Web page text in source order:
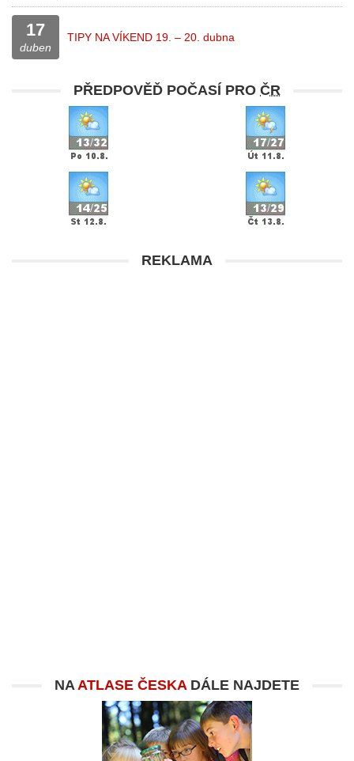
17
duben
TIPY NA VÍKEND 19. – 20. dubna
PŘEDPOVĚĎ POČASÍ PRO ČR
REKLAMA
NAATLASE ČESKADÁLE NAJDETE